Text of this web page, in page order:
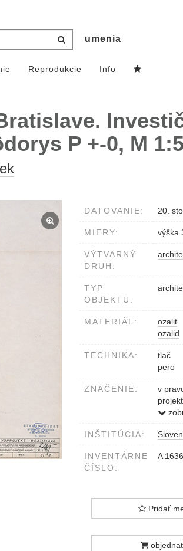
umenia
Reprodukcie Info
P +-0, M
DATOVANIE: 20.
MIERY: výška
VÝTVARNÝ
DRUH:
TYP
OBJEKTU:
MATERIÁL:
ozalit
ozalid
TECHNIKA:
tlač
pero
ZNAČENIE:
v
cez
tlač
[…]
tlač
INŠTITÚCIA:
INVENTÁRNE
ČÍSLO:
A
Pridať